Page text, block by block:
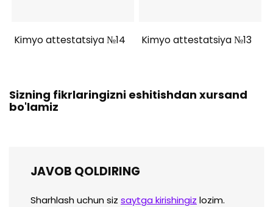
Kimyo attestatsiya №14 Kimyo attestatsiya №13
Sizning fikrlaringizni eshitishdan xursand
bo'lamiz
JAVOB QOLDIRING
Sharhlash uchun siz saytga kirishingiz lozim.